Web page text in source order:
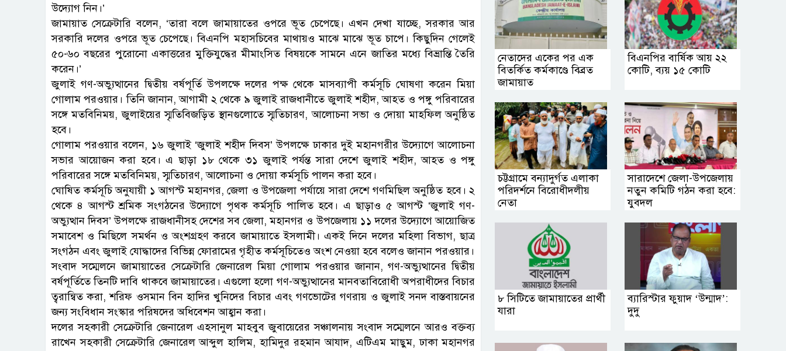
উদ্যোগ নিন।’
জামায়াত সেক্রেটারি বলেন, ‘তারা বলে জামায়াতের ওপরে ভূত চেপেছে। এখন দেখা যাচ্ছে, সরকার আর
সরকারি দলের ওপরে ভূত চেপেছে। বিএনপি মহাসচিবের মাথায়ও মাঝে মাঝে ভূত চাপে। কিছুদিন গেলেই
৫০-৬০ বছরের পুরোনো একাত্তরের মুক্তিযুদ্ধের মীমাংসিত বিষয়কে সামনে এনে জাতির মধ্যে বিভ্রান্তি তৈরি
করেন।’
জুলাই গণ-অভ্যুত্থানের দ্বিতীয় বর্ষপূর্তি উপলক্ষে দলের পক্ষ থেকে মাসব্যাপী কর্মসূচি ঘোষণা করেন মিয়া
গোলাম পরওয়ার। তিনি জানান, আগামী ২ থেকে ৯ জুলাই রাজধানীতে জুলাই শহীদ, আহত ও পঙ্গু পরিবারের
সঙ্গে মতবিনিময়, জুলাইয়ের স্মৃতিবিজড়িত স্থানগুলোতে স্মৃতিচারণ, আলোচনা সভা ও দোয়া মাহফিল অনুষ্ঠিত
হবে।
গোলাম পরওয়ার বলেন, ১৬ জুলাই ‘জুলাই শহীদ দিবস’ উপলক্ষে ঢাকার দুই মহানগরীর উদ্যোগে আলোচনা
সভার আয়োজন করা হবে। এ ছাড়া ১৮ থেকে ৩১ জুলাই পর্যন্ত সারা দেশে জুলাই শহীদ, আহত ও পঙ্গু
পরিবারের সঙ্গে মতবিনিময়, স্মৃতিচারণ, আলোচনা ও দোয়া কর্মসূচি পালন করা হবে।
ঘোষিত কর্মসূচি অনুযায়ী ১ আগস্ট মহানগর, জেলা ও উপজেলা পর্যায়ে সারা দেশে গণমিছিল অনুষ্ঠিত হবে। ২
থেকে ৪ আগস্ট শ্রমিক সংগঠনের উদ্যোগে পৃথক কর্মসূচি পালিত হবে। এ ছাড়াও ৫ আগস্ট ‘জুলাই গণ-
অভ্যুত্থান দিবস’ উপলক্ষে রাজধানীসহ দেশের সব জেলা, মহানগর ও উপজেলায় ১১ দলের উদ্যোগে আয়োজিত
সমাবেশ ও মিছিলে সমর্থন ও অংশগ্রহণ করবে জামায়াতে ইসলামী। একই দিনে দলের মহিলা বিভাগ, ছাত্র
সংগঠন এবং জুলাই যোদ্ধাদের বিভিন্ন ফোরামের গৃহীত কর্মসূচিতেও অংশ নেওয়া হবে বলেও জানান পরওয়ার।
সংবাদ সম্মেলনে জামায়াতের সেক্রেটারি জেনারেল মিয়া গোলাম পরওয়ার জানান, গণ-অভ্যুত্থানের দ্বিতীয়
বর্ষপূর্তিতে তিনটি দাবি থাকবে জামায়াতের। এগুলো হলো গণ-অভ্যুত্থানের মানবতাবিরোধী অপরাধীদের বিচার
ত্বরান্বিত করা, শরিফ ওসমান বিন হাদির খুনিদের বিচার এবং গণভোটের গণরায় ও জুলাই সনদ বাস্তবায়নের
জন্য সংবিধান সংস্কার পরিষদের অধিবেশন আহ্বান করা।
দলের সহকারী সেক্রেটারি জেনারেল এহসানুল মাহবুব জুবায়েরের সঞ্চালনায় সংবাদ সম্মেলনে আরও বক্তব্য
রাখেন সহকারী সেক্রেটারি জেনারেল আব্দুল হালিম, হামিদুর রহমান আযাদ, এটিএম মাছুম, ঢাকা মহানগর
নেতাদের একের পর এক
বিতর্কিত কর্মকাণ্ডে বিব্রত
জামায়াত
বিএনপির বার্ষিক আয় ২২
কোটি, ব্যয় ১৫ কোটি
চট্টগ্রামে বন্যাদুর্গত এলাকা
পরিদর্শনে বিরোধীদলীয়
নেতা
সারাদেশে জেলা-উপজেলায়
নতুন কমিটি গঠন করা হবে:
যুবদল
৮ সিটিতে জামায়াতের প্রার্থী
যারা
ব্যারিস্টার ফুয়াদ ‘উন্মাদ’:
দুদু